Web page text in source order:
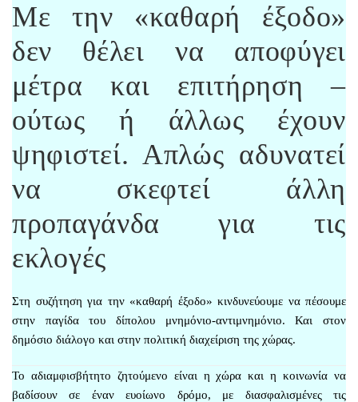
Με την «καθαρή έξοδο»
δεν θέλει να αποφύγει
μέτρα και επιτήρηση –
ούτως ή άλλως έχουν
ψηφιστεί. Απλώς αδυνατεί
να σκεφτεί άλλη
προπαγάνδα για τις
εκλογές
Στη συζήτηση για την «καθαρή έξοδο» κινδυνεύουμε να πέσουμε
στην παγίδα του δίπολου μνημόνιο-αντιμνημόνιο. Και στον
δημόσιο διάλογο και στην πολιτική διαχείριση της χώρας.
Το αδιαμφισβήτητο ζητούμενο είναι η χώρα και η κοινωνία να
βαδίσουν σε έναν ευοίωνο δρόμο, με διασφαλισμένες τις